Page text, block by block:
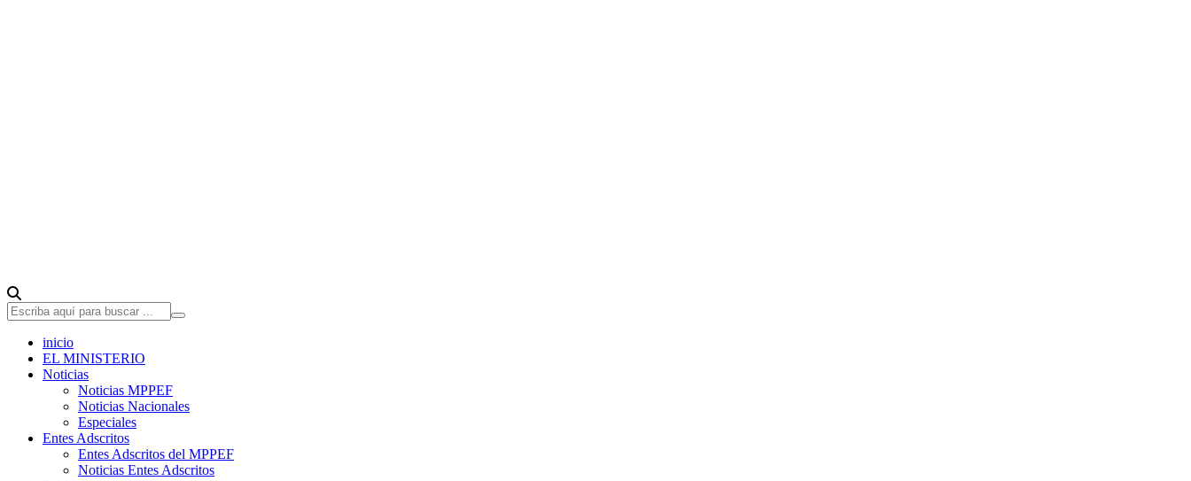
inicio
EL MINISTERIO
Noticias
Noticias MPPEF
Noticias Nacionales
Especiales
Entes Adscritos
Entes Adscritos del MPPEF
Noticias Entes Adscritos